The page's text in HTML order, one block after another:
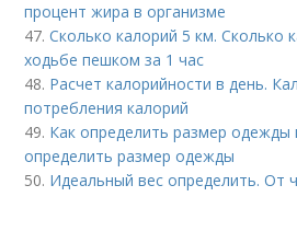
процент жира в организме
47.Сколько калорий 5 км. Сколько
ходьбе пешком за 1 час
48. Расчет калорийности в день.
потребления калорий
49. Как определить размер одежды
определить размер одежды
50. Идеальный вес определить. От